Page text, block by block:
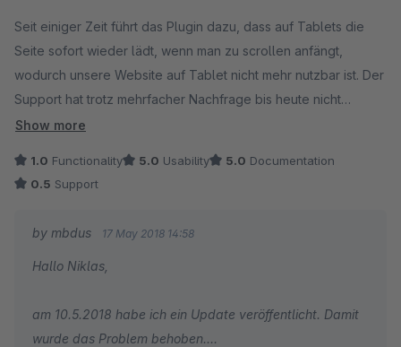
Seit einiger Zeit führt das Plugin dazu, dass auf Tablets die
Seite sofort wieder lädt, wenn man zu scrollen anfängt,
wodurch unsere Website auf Tablet nicht mehr nutzbar ist. Der
Support hat trotz mehrfacher Nachfrage bis heute nicht
reagiert.
Show more
1.0 Functionality 5.0 Usability 5.0 Documentation
0.5 Support
by mbdus 17 May 2018 14:58
Hallo Niklas,
am 10.5.2018 habe ich ein Update veröffentlicht. Damit
wurde das Problem behoben.